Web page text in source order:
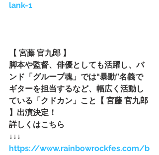
lank-1
【 宮藤 官九郎 】
脚本や監督、俳優としても活躍し、バ
ンド「グループ魂」では“暴動”名義で
ギターを担当するなど、幅広く活動し
ている「クドカン」こと【 宮藤 官九郎
】出演決定！
詳しくはこちら
↓↓↓
https://www.rainbowrockfes.com/b